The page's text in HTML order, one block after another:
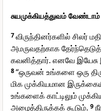
சுயமுக்கியத்துவம் வேண்டாம்
7விருந்தினர்களில் சிலர்
அமருவதற்காக
கவனித்தார். எனவே
8“ஒருவன் உங்களை ஒரு
மிக முக்கியமான
உங்களைக் காட்டிலும்
அழைத்திருக்கக் கூடும். 9